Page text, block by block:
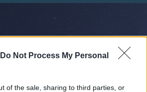
Do Not Process My Personal
of the sale, sharing to third parties, or